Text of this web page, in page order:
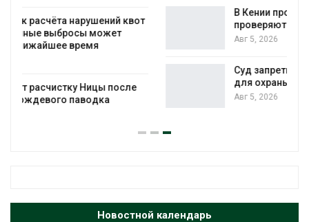
В Кении противников строительства АЭС
проверяют по статье о терроризме
Авг 5, 2026
Суд запретил использовать крокодилов
для охраны израильской тюрьмы
Авг 5, 2026
Новостной календарь